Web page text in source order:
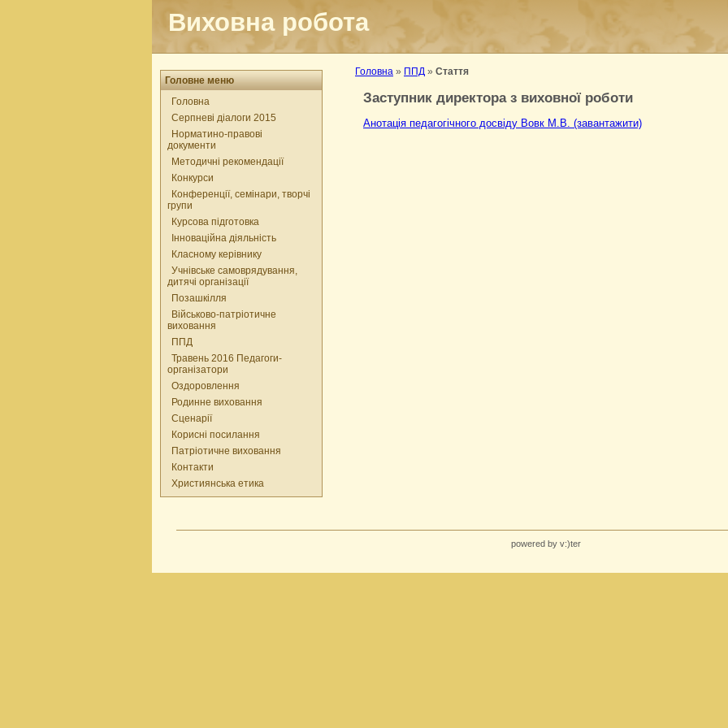
Виховна робота
Головне меню
Головна
Серпневі діалоги 2015
Норматино-правові
документи
Методичні рекомендації
Конкурси
Конференції, семінари, творчі
групи
Курсова підготовка
Інноваційна діяльність
Класному керівнику
Учнівське самоврядування,
дитячі організації
Позашкілля
Військово-патріотичне
виховання
ППД
Травень 2016 Педагоги-
організатори
Оздоровлення
Родинне виховання
Сценарії
Корисні посилання
Патріотичне виховання
Контакти
Християнська етика
Головна » ППД » Стаття
Заступник директора з виховної роботи
Анотація педагогічного досвіду Вовк М.В. (завантажити)
powered by v:)ter